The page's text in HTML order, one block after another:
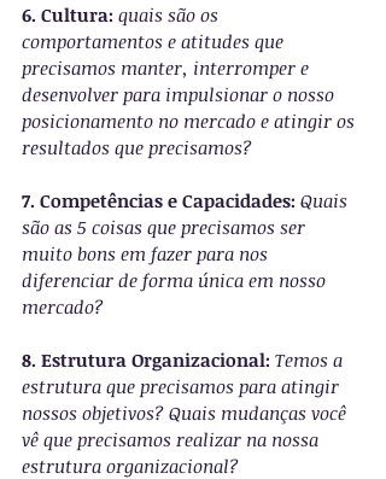
6. Cultura: quais são os
comportamentos e atitudes que
precisamos manter, interromper e
desenvolver para impulsionar o nosso
posicionamento no mercado e atingir os
resultados que precisamos?
7. Competências e Capacidades: Quais
são as 5 coisas que precisamos ser
muito bons em fazer para nos
diferenciar de forma única em nosso
mercado?
8. Estrutura Organizacional: Temos a
estrutura que precisamos para atingir
nossos objetivos? Quais mudanças você
vê que precisamos realizar na nossa
estrutura organizacional?